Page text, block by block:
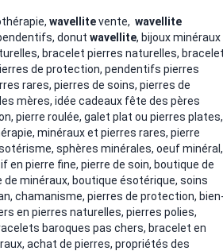
wavellitevente, wavellite
donut wavellite, bijoux minéraux
bracelet pierres naturelles, bracelet
de protection, pendentifs pierres
rares, pierres de soins, pierres de
mères, idée cadeaux fête des pères
pierre roulée, galet plat ou pierres plates,
minéraux et pierres rares, pierre
sphères minérales, oeuf minéral,
en pierre fine, pierre de soin, boutique de
de minéraux, boutique ésotérique, soins
chamanisme, pierres de protection, bien-
en pierres naturelles, pierres polies,
baroques pas chers, bracelet en
achat de pierres, propriétés des